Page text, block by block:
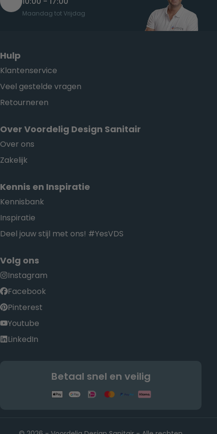
Maandag tot Vrijdag
Hulp
Klantenservice
Veel gestelde vragen
Retourneren
Over Voordelig Design Sanitair
Over ons
Zakelijk
Kennis en Inspiratie
Kennisbank
Inspiratie
Deel jouw stijl met ons! #YesVDS
Volg ons
Instagram
Facebook
Pinterest
Youtube
LinkedIn
Betaal snel en veilig